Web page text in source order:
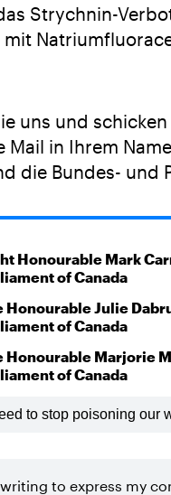
Strychnin-
mit
uns und
Mail in Ihrem
die Bundes- und
Honourable Mark
of Canada
HonourableJulie
of Canada
Honourable Marjorie
of Canada